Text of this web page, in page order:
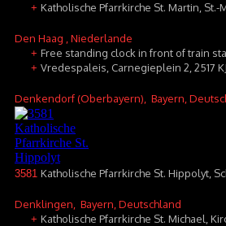
+ Katholische Pfarrkirche St. Martin,
Den Haag , Niederlande
+ Free standing clock in front of train
+ Vredespaleis, Carnegieplein 2, 2517
Denkendorf (Oberbayern) , Bayern,
3581 Katholische Pfarrkirche St. Hippolyt,
Denklingen , Bayern, Deutschland
+ Katholische Pfarrkirche St. Michael,